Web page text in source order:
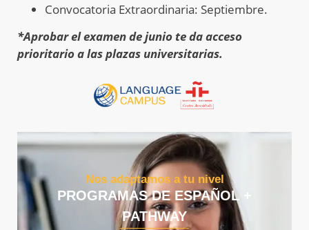
Convocatoria Extraordinaria: Septiembre.
*Aprobar el examen de junio te da acceso
prioritario a las plazas universitarias.
Nos adaptamos a tu nivel
PROGRAMAS DE ESPAÑOL +
PATHWAY